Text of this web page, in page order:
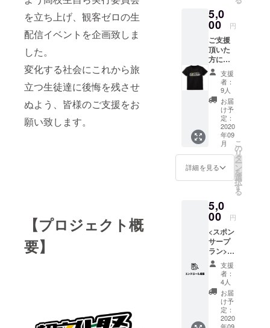
を立ち上げ、観客ゼロの生
配信イベントを企画致しま
した。
変化する社会にこれから旅
立つ生徒達に後悔を残させ
ぬよう、皆様のご支援をお
願い致します。
【プロジェクト概
要】
るハン
ドル
ネーム
を使用
させて
頂きま
すご了
承くだ
さい。
※また特
定の人
物を比
喩する
お名前
や公序
良俗に
反する
りする
事が御
す、ご
注意く
ださ
い。
をお送
りいた
しま
す。
5,0
00 円
ご支援
頂いた
方に超
文化祭
オリジ
ナルT
シャツ
+オリジ
ナルス
テッ
カー+参
加高校
生のお
礼の
メッ
セージ
をお送
りいた
いしま
す。 超
文化祭
オリジ
ナルT
シャツ
の背面
には出
演バン
ド・団
体名を
支援
者：
9人
お届
け予
定：
2020
年09
月
詳細を見る
こ
の
リ
タ
ー
ン
を
選
択
す
る
5,0
00 円
<スポン
サープ
ラン>
LIVE配
信のエ
ンド
ロール
にご支
援いた
だいた
支援
者：
4人
お届
け予
定：
2020
年09